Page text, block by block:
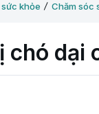
khỏe Chăm sóc
chó dại